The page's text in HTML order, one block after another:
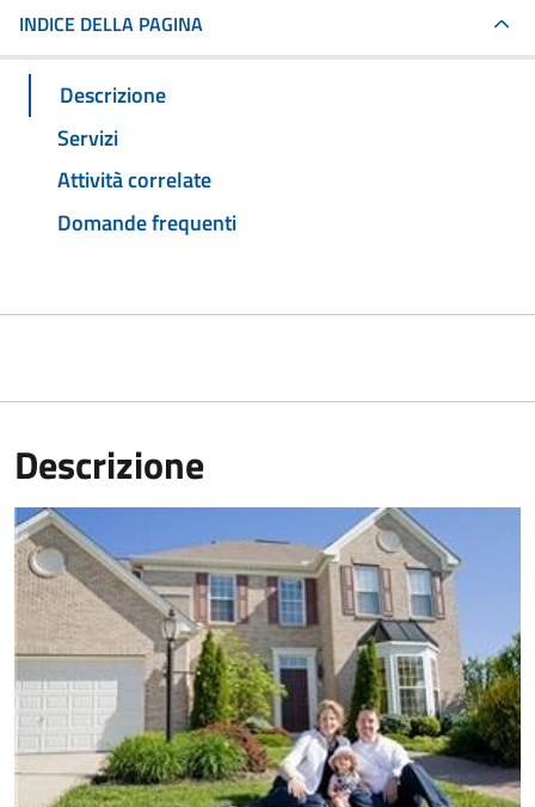
INDICE DELLA PAGINA
Descrizione
Servizi
Attività correlate
Domande frequenti
Descrizione